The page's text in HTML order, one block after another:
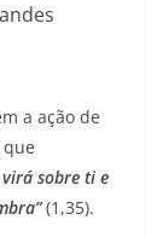
a ação de
virá sobre ti e
(1,35).